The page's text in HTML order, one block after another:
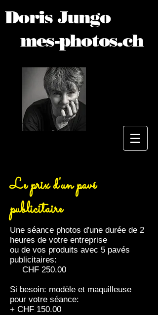
Doris Jungo
mes-photos.ch
Le prix d'un pavé
publicitaire
Une séance photos d'une durée de 2
heures de votre entreprise
ou de vos produits avec 5 pavés
publicitaires:
CHF 250.00
Si besoin: modèle et maquilleuse
pour votre séance:
+ CHF 150.00